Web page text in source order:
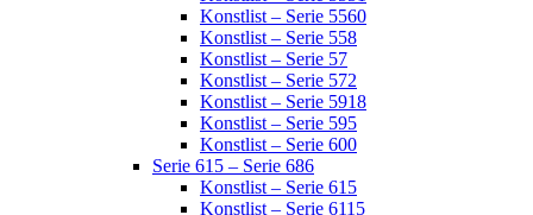
Konstlist – Serie 5560
Konstlist – Serie 558
Konstlist – Serie 57
Konstlist – Serie 572
Konstlist – Serie 5918
Konstlist – Serie 595
Konstlist – Serie 600
Serie 615 – Serie 686
Konstlist – Serie 615
Konstlist – Serie 6115